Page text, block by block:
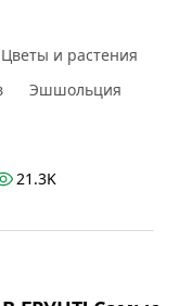
формы
Растет
быстро украсит
для
цветки с
на солнце!
Цветы и растения
Эшшольция
21.3K